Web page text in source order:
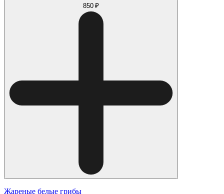
850 ₽
Жареные белые грибы